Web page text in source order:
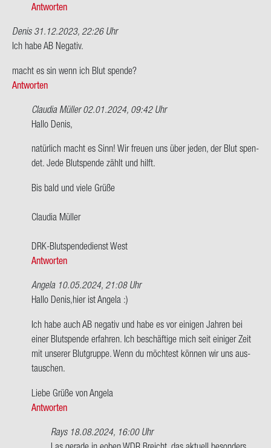
Antworten
Denis 31.12.2023, 22:26 Uhr
Ich habe AB Ne­ga­tiv.
macht es sin wenn ich Blut spen­de?
Antworten
Claudia Müller02.01.2024, 09:42 Uhr
Ant­
auf
Ich
habe
Ne­
tiv.
macht…
Denis
Hallo Denis,
na­tür­lich macht es Sinn! Wir freu­en uns über jeden, der Blut spen­
det. Jede Blut­spen­de zählt und hilft.
Bis bald und viele Grüße
Clau­dia Mül­ler
DRK-​Blutspendedienst West
Antworten
Angela 10.05.2024, 21:08 Uhr
Ant­
auf
Ich
habe
AB
Ne­
ga­
macht…
Hallo Denis,hier ist An­ge­la :)
Ich habe auch AB ne­ga­tiv und habe es vor ei­ni­gen Jah­ren bei
einer Blut­spen­de er­fah­ren. Ich be­schäf­ti­ge mich seit ei­ni­ger Zeit
mit un­se­rer Blut­grup­pe. Wenn du möch­test kön­nen wir uns aus­
tau­schen.
Liebe Grüße von An­ge­la
Antworten
Rays18.08.2024, 16:00 Uhr